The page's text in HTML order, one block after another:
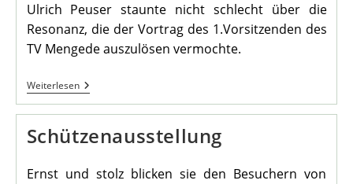
Ulrich Peuser staunte nicht schlecht über die
Resonanz, die der Vortrag des 1.Vorsitzenden des
TV Mengede auszulösen vermochte.
Weiterlesen1.
Seniorenstammtisch
Des
Im
Schützenausstellung
Ernst und stolz blicken sie den Besuchern von